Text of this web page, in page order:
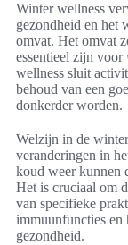
Winter wellness
gezondheid en het
omvat. Het omvat
essentieel zijn voor
wellness sluit
behoud van een
donkerder worden.
Welzijn in de
veranderingen in
koud weer kunnen
Het is cruciaal om
van specifieke
immuunfuncties en
gezondheid.